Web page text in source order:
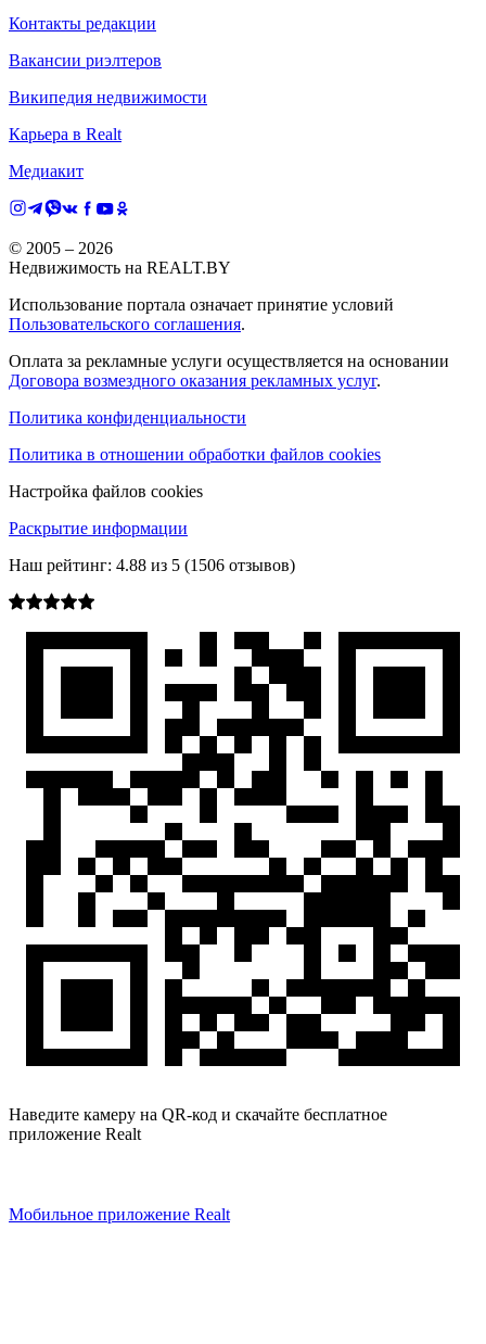
Контакты редакции
Вакансии риэлтеров
Википедия недвижимости
Карьера в Realt
Медиакит
© 2005 – 2026
Недвижимость на REALT.BY
Использование портала означает принятие условий
Пользовательского соглашения.
Оплата за рекламные услуги осуществляется на основании
Договора возмездного оказания рекламных услуг.
Политика конфиденциальности
Политика в отношении обработки файлов cookies
Настройка файлов cookies
Раскрытие информации
Наш рейтинг: 4.88 из 5 (1506 отзывов)
Наведите камеру на QR-код и скачайте бесплатное
приложение Realt
Мобильное приложение Realt